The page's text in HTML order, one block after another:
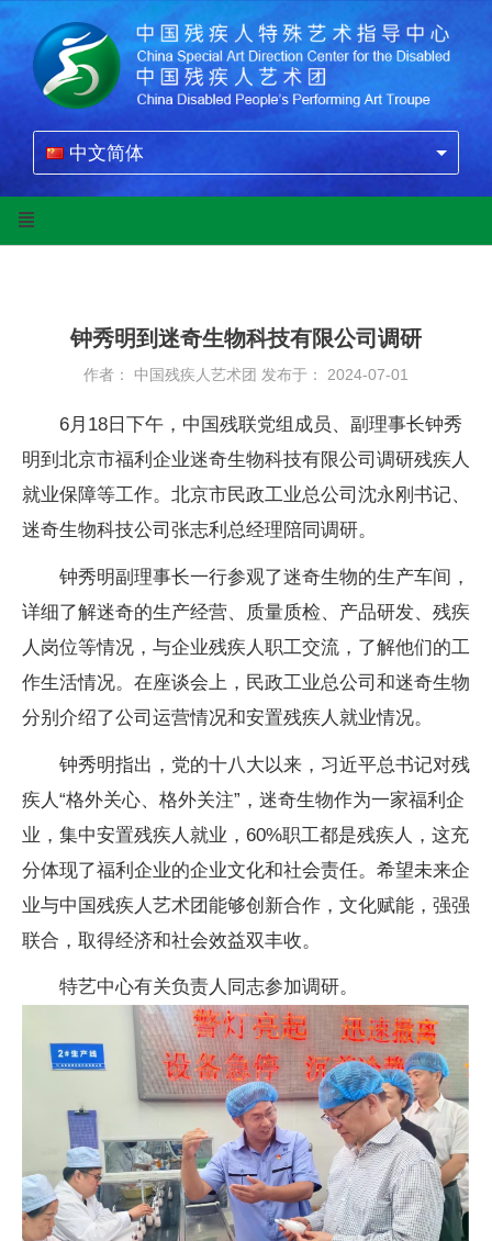
中文简体
钟秀明到迷奇生物科技有限公司调研
作者： 中国残疾人艺术团 发布于： 2024-07-01
6月 18 日下午，中国残联党组成员、副理事长钟秀
明到北京市福利企业迷奇生物科技有限公司调研残疾人
就业保障等工作。北京市民政工业总公司沈永刚书记、
迷奇生物科技公司张志利总经理陪同调研。
钟秀明副理事长一行参观了迷奇生物的生产车间，
详细了解迷奇的生产经营、质量质检、产品研发、残疾
人岗位等情况，与企业残疾人职工交流，了解他们的工
作生活情况。在座谈会上，民政工业总公司和迷奇生物
分别介绍了公司运营情况和安置残疾人就业情况。
钟秀明指出，党的十八大以来，习近平总书记对残
疾人“格外关心、格外关注”，迷奇生物作为一家福利企
业，集中安置残疾人就业， 60%职工都是残疾人，这充
分体现了福利企业的企业文化和社会责任。希望未来企
业与中国残疾人艺术团能够创新合作，文化赋能，强强
联合，取得经济和社会效益双丰收。
特艺中心有关负责人同志参加调研。